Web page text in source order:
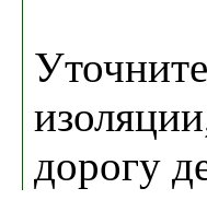
дорогу